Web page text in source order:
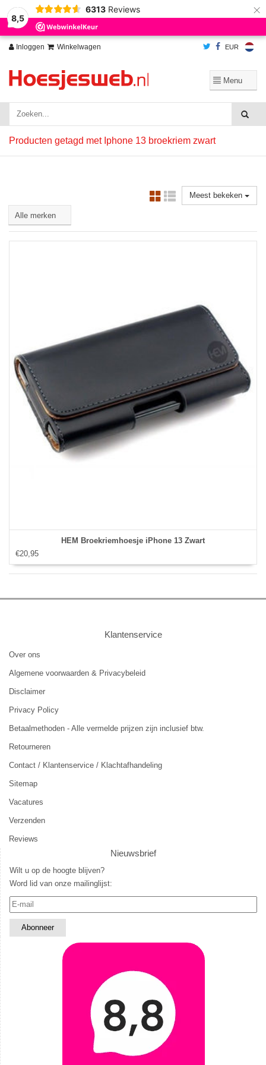
8,5
6313 Reviews ×
Inloggen Winkelwagen EUR
Producten getagd met Iphone 13 broekriem zwart
Meest bekeken
HEM Broekriemhoesje iPhone 13 Zwart
€20,95
Klantenservice
Over ons
Algemene voorwaarden & Privacybeleid
Disclaimer
Privacy Policy
Betaalmethoden - Alle vermelde prijzen zijn inclusief btw.
Retourneren
Contact / Klantenservice / Klachtafhandeling
Sitemap
Vacatures
Verzenden
Reviews
Nieuwsbrief
Wilt u op de hoogte blijven?
Word lid van onze mailinglijst:
Wij slaan cookies op om onze website te verbeteren. Is dat akkoord?
Ja
Nee